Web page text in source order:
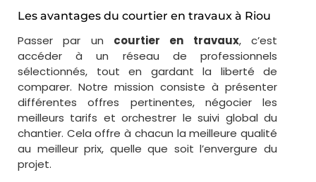
Les avantages du courtier en travaux à Riou
Passer par un courtier en travaux, c’est
accéder à un réseau de professionnels
sélectionnés, tout en gardant la liberté de
comparer. Notre mission consiste à présenter
différentes offres pertinentes, négocier les
meilleurs tarifs et orchestrer le suivi global du
chantier. Cela offre à chacun la meilleure qualité
au meilleur prix, quelle que soit l’envergure du
projet.